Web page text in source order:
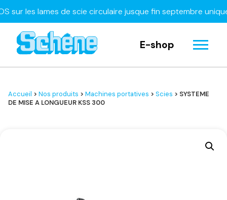
les lames de scie circulaire jusque fin septembre
E-shop
Accueil > Nos produits > Machines portatives > Scies > SYSTEME
DE MISE A LONGUEUR KSS 300